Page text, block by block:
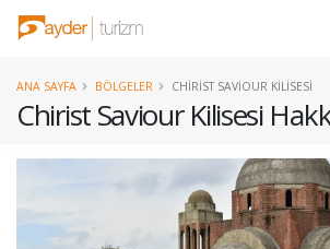
Chirist Saviour Kilisesi
ANA SAYFA BÖLGELER CHIRIST SAVIOUR KILISESI